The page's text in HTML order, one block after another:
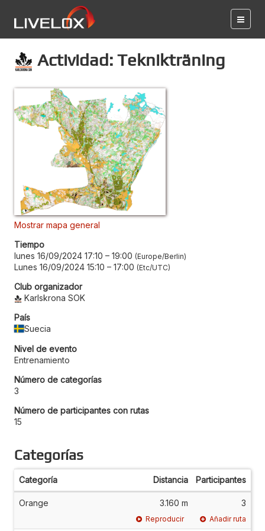
Actividad: Teknikträning
Mostrar mapa general
Tiempo
lunes 16/09/2024 17:10 – 19:00 Europe/Berlin
Lunes 16/09/2024 15:10 – 17:00 Etc/UTC
Club organizador
Karlskrona SOK
País
Suecia
Nivel de evento
Entrenamiento
Número de categorías
3
Número de participantes con rutas
15
Categorías
Categoría Distancia Participantes
Orange 3.160 m 3
Reproducir Añadir ruta